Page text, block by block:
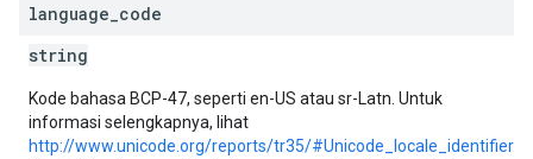
language code
string
Kode bahasa BCP-47, seperti en-US atau sr-Latn. Untuk
informasi selengkapnya, lihat
http://www.unicode.org/reports/tr35/#Unicode_locale_identifier.